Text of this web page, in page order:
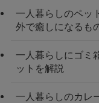
一人暮らしのペッ
外で癒しになるも
一人暮らしにゴミ
ットを解説
一人暮らしのカレ